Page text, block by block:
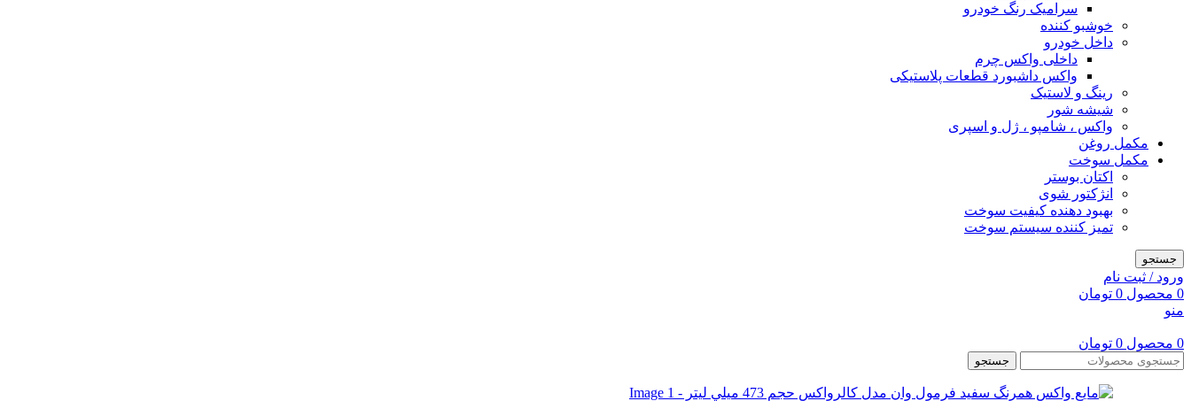
سرامیک رنگ خودرو
خوشبو کننده
داخل خودرو
داخلی واکس چرم
واکس داشبورد قطعات پلاستیکی
رینگ و لاستیک
شیشه شور
واکس ، شامپو ، ژل و اسپری
مکمل روغن
مکمل سوخت
اکتان بوستر
انژکتور شوی
بهبود دهنده کیفیت سوخت
تمیز کننده سیستم سوخت
جستجو
ورود / ثبت نام
0 محصول 0 تومان
منو
0 محصول 0 تومان
جستجو